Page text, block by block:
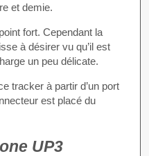
et demie.
fort. Cependant la
à désirer vu qu’il est
un peu délicate.
tracker à partir d’un port
est placé du
UP3